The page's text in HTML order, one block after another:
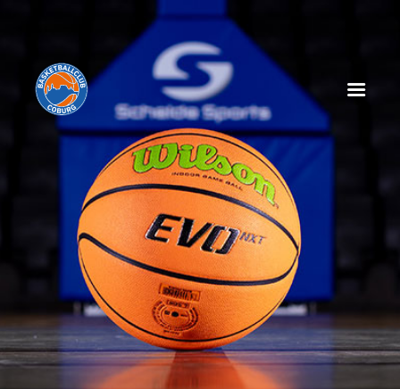
HOME
NEWS
SPIELPLAN
SPIELTAGSEINLEGER
TABELLE
KADER
MANAGEMENT
SPONSOREN
TICKETS
VEREIN